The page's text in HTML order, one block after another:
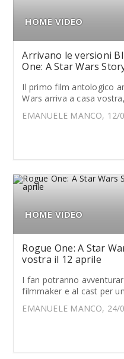
HOME VIDEO
Arrivano le versioni
One: A Star Wars
Il primo film antologico
Wars arriva a casa
EMANUELE MANCO, 12/
HOME VIDEO
Rogue One: A Star
vostra il 12 aprile
I fan potranno
filmmaker e al cast per
EMANUELE MANCO, 24/